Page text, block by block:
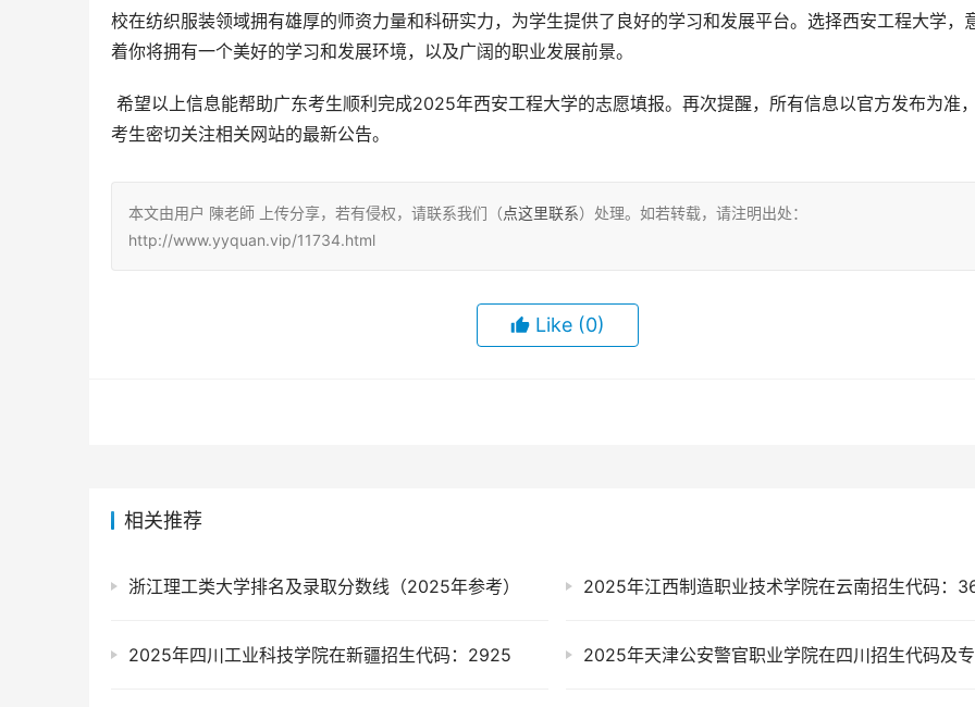
校在纺织服装领域拥有雄厚的师资力量和科研实力，为学生提供了良好的学习和发展平台。选择西安工程大学，
着你将拥有一个美好的学习和发展环境，以及广阔的职业发展前景。
考生密切关注相关网站的最新公告。
本文由用户 陳老師 上传分享，若有侵权，请联系我们（点这里联系）处理。如若转载，请注明出处：
http://www.yyquan.vip/11734.html
Like (0)
相关推荐
浙江理工类大学排名及录取分数线（2025年参考） 2025年江西制造职业技术学院在云南招生代码：
2025年四川工业科技学院在新疆招生代码：2925